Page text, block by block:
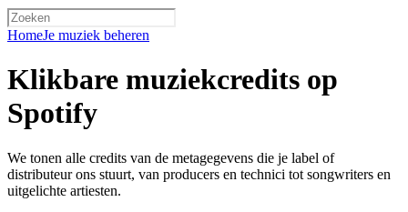
HomeJe muziek beheren
Klikbare muziekcredits op
Spotify
We tonen alle credits van de metagegevens die je label of
distributeur ons stuurt, van producers en technici tot songwriters en
uitgelichte artiesten.